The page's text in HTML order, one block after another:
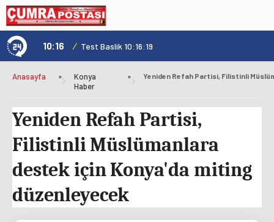
10:16 / Test Baslik 10:16:19
Anasayfa »
Konya
Haber
»
Yeniden Refah Partisi,
Filistinli Müslümanlara
destek için Konya'da miting
düzenleyecek